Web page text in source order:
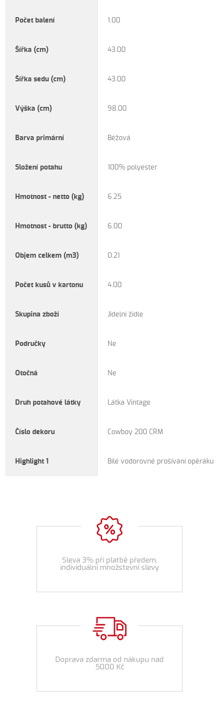
Počet balení 1.00
Šířka (cm) 43.00
Šířka sedu (cm) 43.00
Výška (cm) 98.00
Barva primární Béžová
Složení potahu 100% polyester
Hmotnost - netto (kg) 6.25
Hmotnost - brutto (kg) 6.00
Objem celkem (m3) 0.21
Počet kusů v kartonu 4.00
Skupina zboží Jídelní židle
Područky Ne
Otočná Ne
Druh potahové látky Látka Vintage
Číslo dekoru Cowboy 200 CRM
Highlight 1 Bílé vodorovné prošívání opěráku i
Sleva 3% při platbě předem,
individuální množstevní slevy
Doprava zdarma od nákupu nad
5000 Kč